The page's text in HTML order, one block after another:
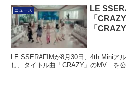
ニュース
LE
「
「
LE SSERAFIMが8月30日、4th Miniア
し、タイトル曲「CRAZY」のMV を公